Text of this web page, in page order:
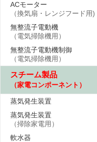
ACモーター
（換気扇・レンジフード用)
無整流子電動機
（電気掃除機用）
無整流子電動機制御
（電気掃除機用）
スチーム製品
（家電コンポーネント）
蒸気発生装置
蒸気発生装置
（掃除家電用）
軟水器